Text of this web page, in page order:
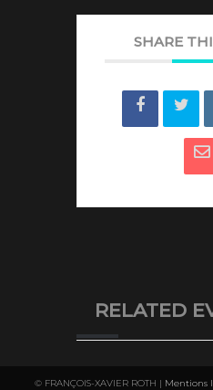
SHARE
RELATED
© FRANÇOIS-XAVIER ROTH | Mentions